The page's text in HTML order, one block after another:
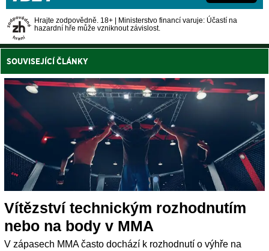
Hrajte zodpovědně. 18+ | Ministerstvo financí varuje: Účastí na
hazardní hře může vzniknout závislost.
SOUVISEJÍCÍ ČLÁNKY
Vítězství technickým rozhodnutím
nebo na body v MMA
V zápasech MMA často dochází k rozhodnutí o výhře na